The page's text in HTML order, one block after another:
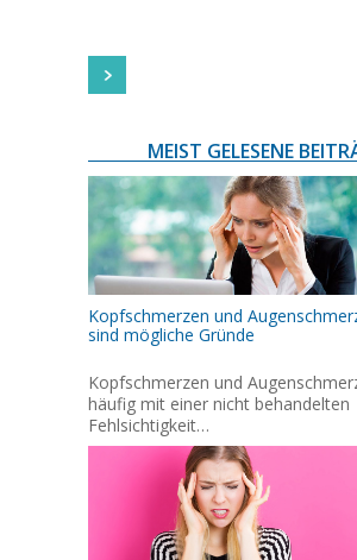
MEIST GELESENE
Kopfschmerzen und
sind mögliche Gründe
Kopfschmerzen und
häufig mit einer nicht behandelten
Fehlsichtigkeit…